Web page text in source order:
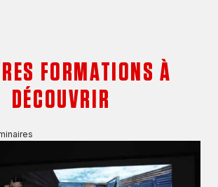
FORMATIONS À
DÉCOUVRIR